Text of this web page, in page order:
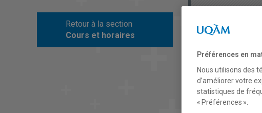
Retour à la section
Cours et horaires
COURS
Préférences en
Nous utilisons des
d’améliorer votre
statistiques de
« Préférences ».